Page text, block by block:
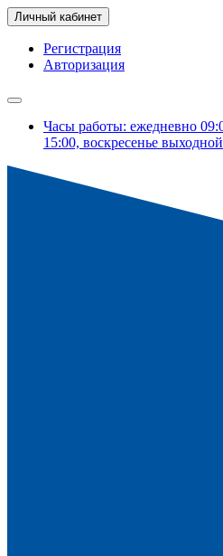
Личный кабинет
Регистрация
Авторизация
Часы работы: ежедневно
15:00, воскресенье